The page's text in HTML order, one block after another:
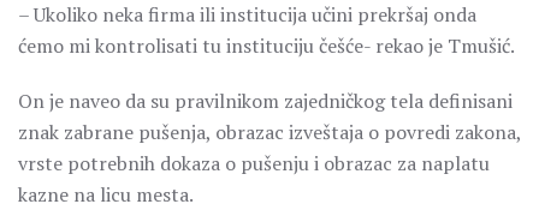
– Ukoliko neka firma ili institucija učini prekršaj onda
ćemo mi kontrolisati tu instituciju češće- rekao je Tmušić.
On je naveo da su pravilnikom zajedničkog tela definisani
znak zabrane pušenja, obrazac izveštaja o povredi zakona,
vrste potrebnih dokaza o pušenju i obrazac za naplatu
kazne na licu mesta.